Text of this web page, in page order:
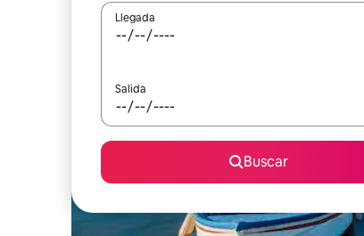
Llegada
Salida
Buscar